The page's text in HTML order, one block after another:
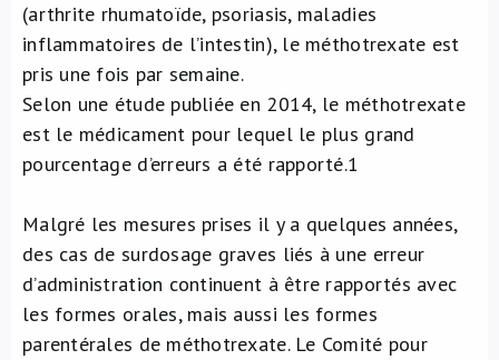
(arthrite rhumatoïde, psoriasis, maladies
inflammatoires de l’intestin), le méthotrexate est
pris une fois par semaine.
Selon une étude publiée en 2014, le méthotrexate
est le médicament pour lequel le plus grand
pourcentage d’erreurs a été rapporté.1
Malgré les mesures prises il y a quelques années,
des cas de surdosage graves liés à une erreur
d’administration continuent à être rapportés avec
les formes orales, mais aussi les formes
parentérales de méthotrexate. Le Comité pour